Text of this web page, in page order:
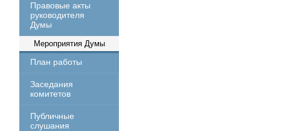
Правовые акты
руководителя
Думы
Мероприятия Думы
План работы
Заседания
комитетов
Публичные
слушания